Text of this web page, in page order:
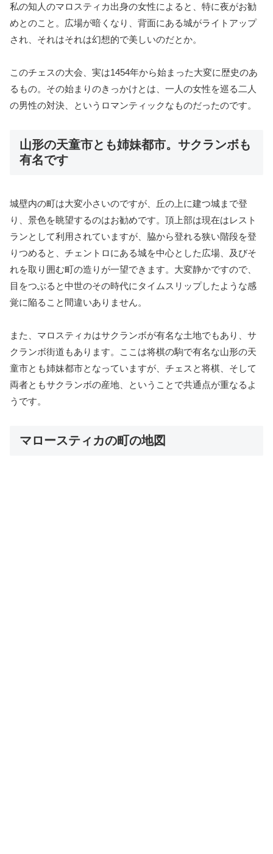
私の知人のマロスティカ出身の女性によると、特に夜がお勧
めとのこと。広場が暗くなり、背面にある城がライトアップ
され、それはそれは幻想的で美しいのだとか。
このチェスの大会、実は1454年から始まった大変に歴史のあ
るもの。その始まりのきっかけとは、一人の女性を巡る二人
の男性の対決、というロマンティックなものだったのです。
山形の天童市とも姉妹都市。サクランボも
有名です
城壁内の町は大変小さいのですが、丘の上に建つ城まで登
り、景色を眺望するのはお勧めです。頂上部は現在はレスト
ランとして利用されていますが、脇から登れる狭い階段を登
りつめると、チェントロにある城を中心とした広場、及びそ
れを取り囲む町の造りが一望できます。大変静かですので、
目をつぶると中世のその時代にタイムスリップしたような感
覚に陥ること間違いありません。
また、マロスティカはサクランボが有名な土地でもあり、サ
クランボ街道もあります。ここは将棋の駒で有名な山形の天
童市とも姉妹都市となっていますが、チェスと将棋、そして
両者ともサクランボの産地、ということで共通点が重なるよ
うです。
マロースティカの町の地図